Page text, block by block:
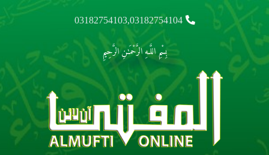
03182754103,03182754104
بِسْمِ اللَّـهِ الرَّحْمَـٰنِ الرَّحِيمِ